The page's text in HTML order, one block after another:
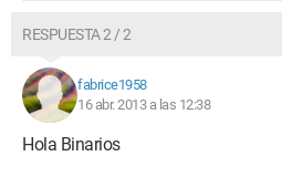
RESPUESTA 2 / 2
fabrice1958
16 abr. 2013 a las 12:38
Hola Binarios